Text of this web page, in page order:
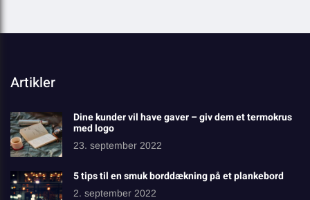
Artikler
Dine kunder vil have gaver – giv dem et termokrus
med logo
23. september 2022
5 tips til en smuk borddækning på et plankebord
2. september 2022